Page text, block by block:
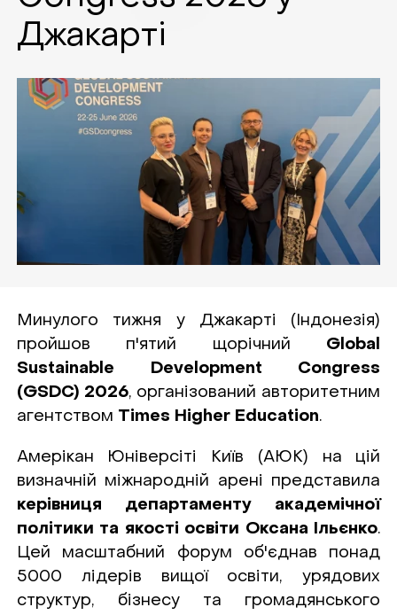
Джакарті
Минулого тижня у Джакарті (Індонезія)
пройшов п'ятий щорічний Global
Sustainable Development Congress
(GSDC) 2026, організований авторитетним
агентством Times Higher Education.
Амерікан Юніверсіті Київ (АЮК) на цій
визначній міжнародній арені представила
керівниця департаменту академічної
політики та якості освіти Оксана Ільєнко.
Цей масштабний форум об'єднав понад
5000 лідерів вищої освіти, урядових
структур, бізнесу та громадянського